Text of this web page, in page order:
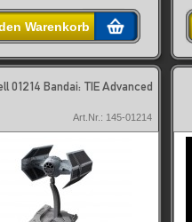
Warenkorb
01214 Bandai: TIE Advanced
Art.Nr.: 145-01214